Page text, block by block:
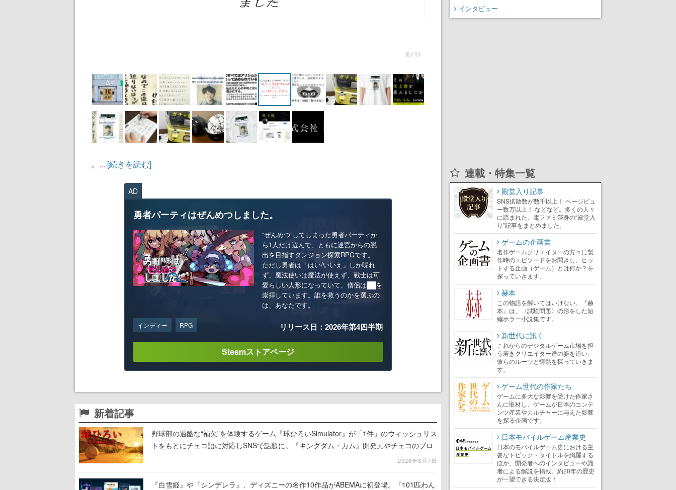
6 / 17
。... [続きを読む]
AD
勇者パーティはぜんめつしました。
“ぜんめつ”してしまった勇者パーティか
ら1人だけ選んで、ともに迷宮からの脱
出を目指すダンジョン探索RPGです。
ただし勇者は「はい/いいえ」しか喋れ
ず、魔法使いは魔法が使えず、戦士は可
愛らしい人形になっていて、僧侶は██を
崇拝しています。誰を救うのかを選ぶの
は、あなたです。
インディー RPG リリース日：2026年第4四半期
Steamストアページ
新着記事
野球部の過酷な“補欠”を体験するゲーム『球ひろいSimulator』が「1件」のウィッシュリス
トをもとにチェコ語に対応しSNSで話題に。『キングダム・カム』開発元やチェコのプロ
2026年8月7日
『白雪姫』や『シンデレラ』、ディズニーの名作10作品がABEMAに初登場。『101匹わん
インタビュー
連載・特集一覧
殿堂入り記事
SNS拡散数が数千以上！ ページビュ
ー数万以上！ などなど。多くの人々
に読まれた、電ファミ渾身の“殿堂入
り”記事をまとめました。
ゲームの企画書
名作ゲームクリエイターの方々に製
作時のエピソードをお聞きし、ヒッ
トする企画（ゲーム）とは何か？を
探っていきます。
赫本
この物語を解いてはいけない。『赫
本』は、〈試験問題〉の形をした短
編ホラー小説集です。
新世代に訊く
これからのデジタルゲーム市場を担
う若きクリエイター達の姿を追い、
彼らのルーツと情熱を探っていきま
す。
ゲーム世代の作家たち
ゲームに多大な影響を受けた作家さ
んに取材し、ゲームが日本のコンテ
ンツ産業やカルチャーに与えた影響
を探る企画です。
日本モバイルゲーム産業史
日本のモバイルゲーム史における主
要なトピック・タイトルを網羅する
ほか、開発者へのインタビューや識
者による解説を掲載。約20年の歴史
が一望できる決定版！